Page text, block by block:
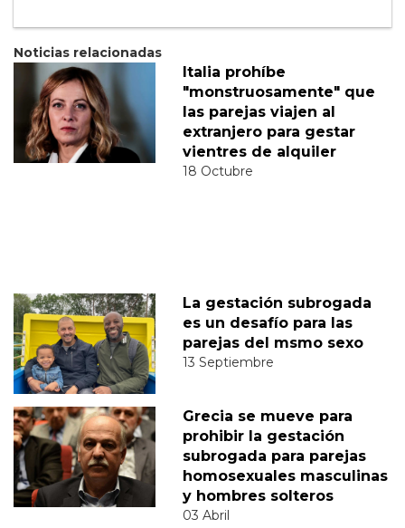
Noticias relacionadas
Italia prohíbe
"monstruosamente" que
las parejas viajen al
extranjero para gestar
vientres de alquiler
18 Octubre
La gestación subrogada
es un desafío para las
parejas del msmo sexo
13 Septiembre
Grecia se mueve para
prohibir la gestación
subrogada para parejas
homosexuales masculinas
y hombres solteros
03 Abril